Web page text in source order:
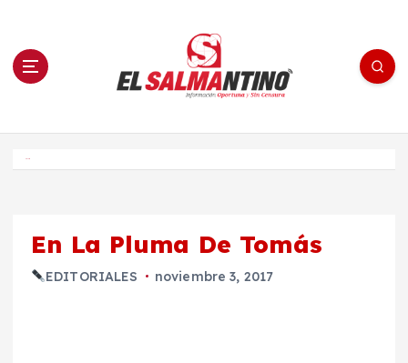
n El Salmantino - medios/noticias/editorial
En La Pluma De Tomás
EDITORIALES noviembre 3, 2017